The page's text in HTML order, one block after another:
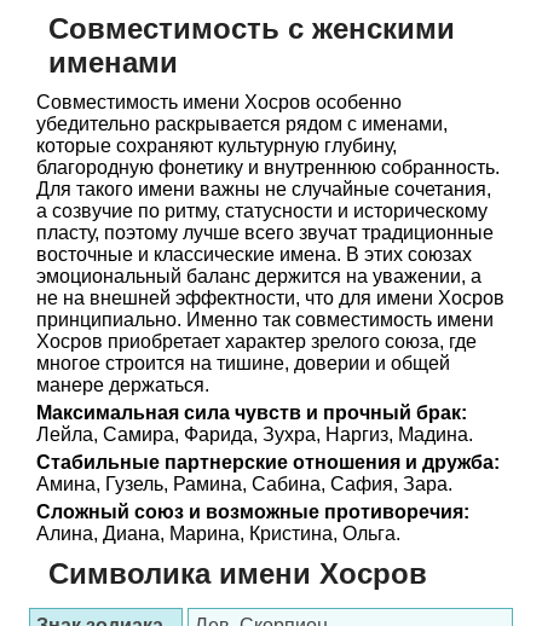
Совместимость с женскими
именами
Совместимость имени Хосров особенно
убедительно раскрывается рядом с именами,
которые сохраняют культурную глубину,
благородную фонетику и внутреннюю собранность.
Для такого имени важны не случайные сочетания,
а созвучие по ритму, статусности и историческому
пласту, поэтому лучше всего звучат традиционные
восточные и классические имена. В этих союзах
эмоциональный баланс держится на уважении, а
не на внешней эффектности, что для имени Хосров
принципиально. Именно так совместимость имени
Хосров приобретает характер зрелого союза, где
многое строится на тишине, доверии и общей
манере держаться.
Максимальная сила чувств и прочный брак:
Лейла, Самира, Фарида, Зухра, Наргиз, Мадина.
Стабильные партнерские отношения и дружба:
Амина, Гузель, Рамина, Сабина, Сафия, Зара.
Сложный союз и возможные противоречия:
Алина, Диана, Марина, Кристина, Ольга.
Символика имени Хосров